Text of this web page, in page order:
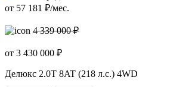
от 57 181 ₽/мес.
4 339 000 ₽
от 3 430 000 ₽
Делюкс 2.0T 8AT (218 л.с.) 4WD